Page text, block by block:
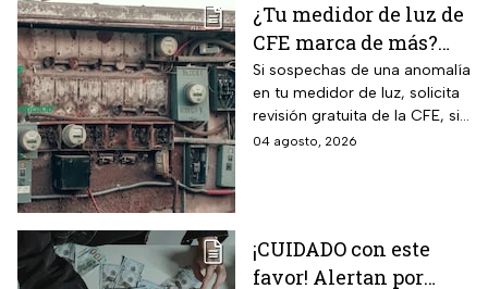
¿Tu medidor de luz de
CFE marca de más?
Así puedes saber si
presenta una falla
Si sospechas de una anomalía
en tu medidor de luz, solicita
revisión gratuita de la CFE, si
hay falla es totalmente
04 agosto, 2026
¡CUIDADO con este
favor! Alertan por